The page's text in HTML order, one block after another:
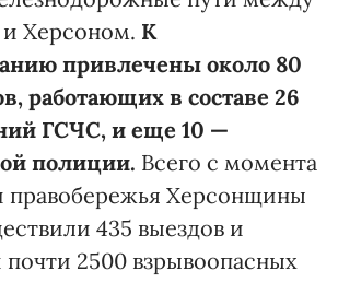
Херсоном. К
привлечены около 80
работающих в составе 26
ГСЧС, и еще 10 —
полиции. Всего с момента
правобережья Херсонщины
435 выездов и
почти 2500 взрывоопасных